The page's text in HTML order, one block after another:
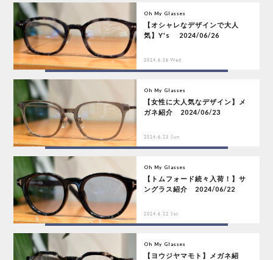
Oh My Glasses
【オシャレなデザインで大人
気】Y's 2024/06/26
2024.6.26 Wed
Oh My Glasses
【女性に大人気なデザイン】メ
ガネ紹介 2024/06/23
2024.6.23 Sun
Oh My Glasses
【トムフォード続々入荷！】サ
ングラス紹介 2024/06/22
2024.6.22 Sat
Oh My Glasses
【ヨウジヤマモト】メガネ紹